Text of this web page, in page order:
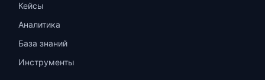
Кейсы
Аналитика
База знаний
Инструменты